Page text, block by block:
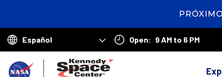
2
days2
hours
minutes
Choose
language
Open: 9 AM to 6 PM